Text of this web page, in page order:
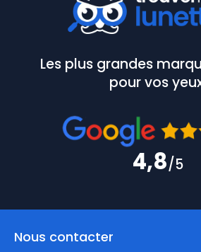
Les plus grandes
pour vos
4,8/5
Nous contacter